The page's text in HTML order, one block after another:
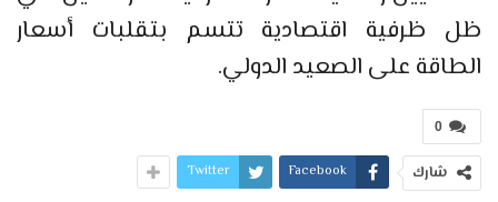
ظل ظرفية اقتصادية تتسم بتقلبات أسعار
الطاقة على الصعيد الدولي.
0
شارك Facebook
Twitter